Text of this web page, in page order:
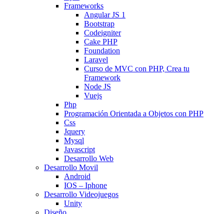
Frameworks
Angular JS 1
Bootstrap
Codeigniter
Cake PHP
Foundation
Laravel
Curso de MVC con PHP, Crea tu
Framework
Node JS
Vuejs
Php
Programación Orientada a Objetos con PHP
Css
Jquery
Mysql
Javascript
Desarrollo Web
Desarrollo Movil
Android
IOS – Iphone
Desarrollo Videojuegos
Unity